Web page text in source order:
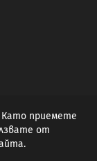
Като приемете
от